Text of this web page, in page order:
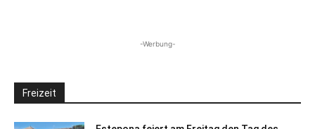
-Werbung-
Freizeit